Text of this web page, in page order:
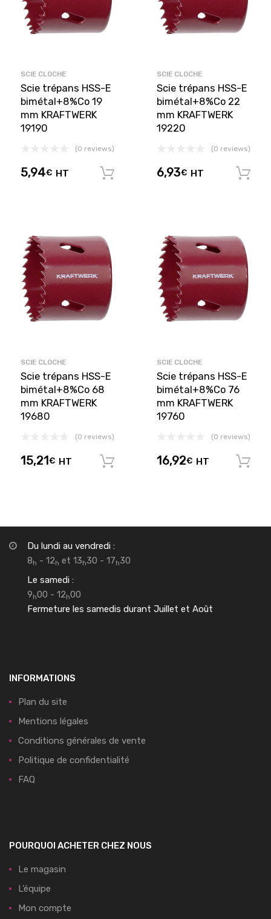
SCIE CLOCHE
Scie trépans HSS-E
bimétal+8%Co 19
mm KRAFTWERK
19190
(0 reviews)
5,94€ HT Ajouter au panier
SCIE CLOCHE
Scie trépans HSS-E
bimétal+8%Co 22
mm KRAFTWERK
19220
(0 reviews)
6,93€ HT
SCIE CLOCHE
Scie trépans HSS-E
bimétal+8%Co 68
mm KRAFTWERK
19680
(0 reviews)
15,21 € HT Ajouter au panier
SCIE CLOCHE
Scie trépans HSS-E
bimétal+8%Co 76
mm KRAFTWERK
19760
(0 reviews)
16,92€ HT
Du lundi au vendredi :
8h - 12h et 13h30 - 17h30
Le samedi :
9h00 - 12h00
Fermeture les samedis durant Juillet et Août
INFORMATIONS
Plan du site
Mentions légales
Conditions générales de vente
Politique de confidentialité
FAQ
POURQUOI ACHETER CHEZ NOUS
Le magasin
L’équipe
Mon compte